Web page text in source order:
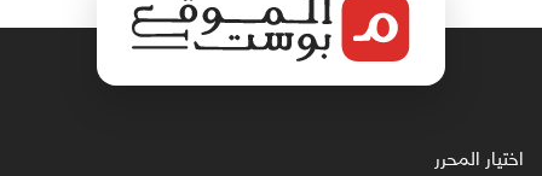
اختيار المحرر